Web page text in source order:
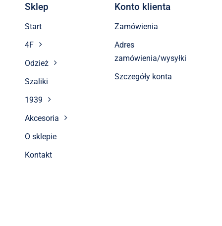
Sklep
Start
4F
Odzież
Szaliki
1939
Akcesoria
O sklepie
Kontakt
Konto klienta
Zamówienia
Adres
zamówienia/wysyłki
Szczegóły konta